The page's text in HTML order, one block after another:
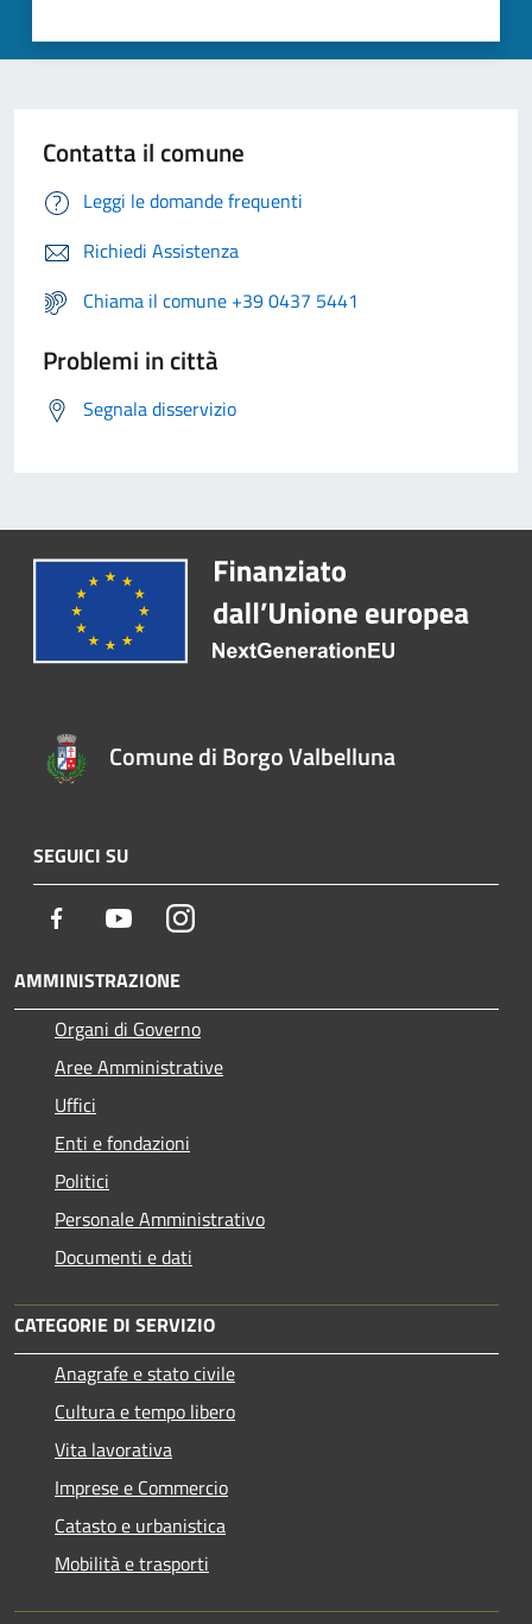
Contatta il comune
Leggi le domande frequenti
Richiedi Assistenza
Chiama il comune +39 0437 5441
Problemi in città
Segnala disservizio
Comune di Borgo Valbelluna
SEGUICI SU
Facebook YoutubeInstagram
AMMINISTRAZIONE
Organi di Governo
Aree Amministrative
Uffici
Enti e fondazioni
Politici
Personale Amministrativo
Documenti e dati
CATEGORIE DI SERVIZIO
Anagrafe e stato civile
Cultura e tempo libero
Vita lavorativa
Imprese e Commercio
Catasto e urbanistica
Mobilità e trasporti